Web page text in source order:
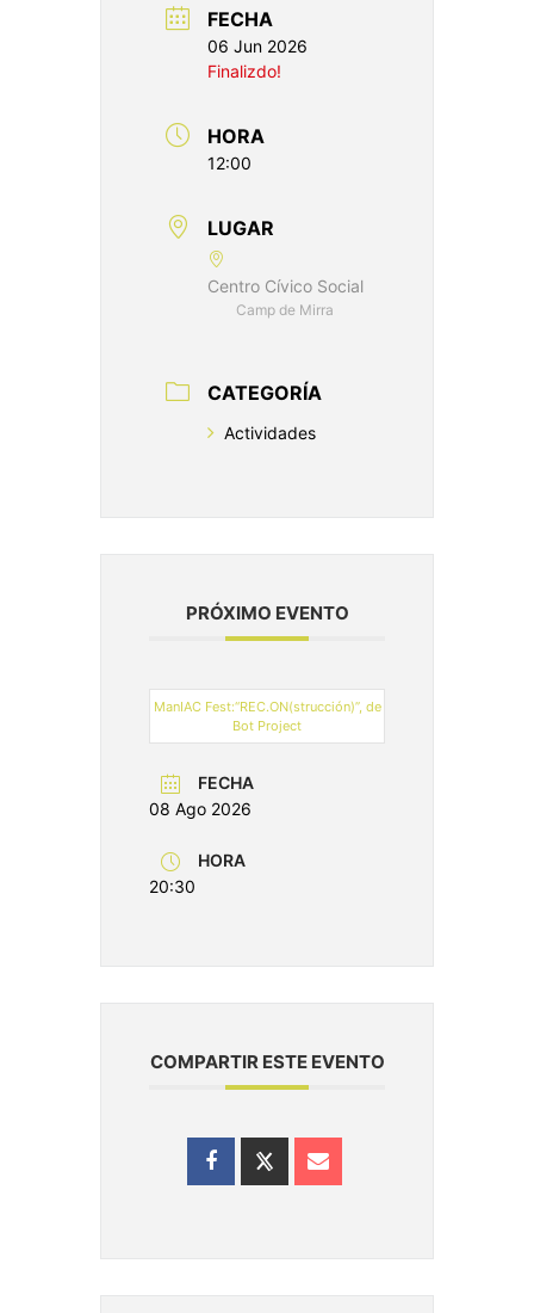
FECHA
06 Jun 2026
Finalizdo!
HORA
12:00
LUGAR
Centro Cívico Social
Camp de Mirra
CATEGORÍA
Actividades
PRÓXIMO EVENTO
ManIAC Fest:“REC.ON(strucción)”, de
Bot Project
FECHA
08 Ago 2026
HORA
20:30
COMPARTIR ESTE EVENTO